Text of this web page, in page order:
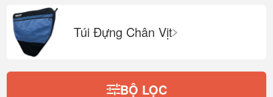
Túi Đựng Chân Vịt
BỘ LỌC